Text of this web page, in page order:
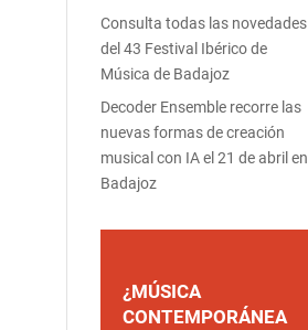
Consulta todas las novedades
del 43 Festival Ibérico de
Música de Badajoz
Decoder Ensemble recorre las
nuevas formas de creación
musical con IA el 21 de abril en
Badajoz
¿MÚSICA
CONTEMPORÁNEA